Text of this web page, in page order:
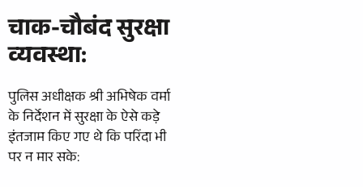
चाक-चौबंद सुरक्षा
व्यवस्था:
​पुलिस अधीक्षक श्री अभिषेक वर्मा
के निर्देशन में सुरक्षा के ऐसे कड़े
इंतजाम किए गए थे कि परिंदा भी
पर न मार सके: